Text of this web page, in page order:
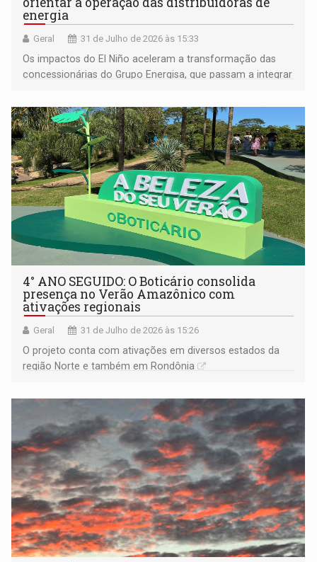
energia
Geral 31 de Julho de 2026 às 15:33
Os impactos do El Niño aceleram a transformação das
concessionárias do Grupo Energisa, que passam a integrar
gestão de risco e comunicação de crise à rotina
operacionais
4° ANO SEGUIDO: O Boticário consolida
presença no Verão Amazônico com
ativações regionais
Geral 31 de Julho de 2026 às 15:26
O projeto conta com ativações em diversos estados da
região Norte e também em Rondônia